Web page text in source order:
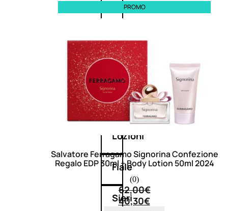
Mousse
Olii
capelli
Maschere
Lozioni
Fiale
Sieri
PROMO
Salvatore Ferragamo Signorina Confezione
Regalo EDP 30ml + Body Lotion 50ml 2024
(0)
62,00€
40,30€